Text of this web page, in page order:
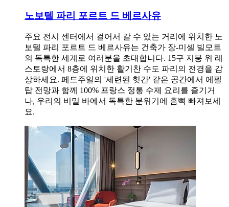
노보텔 파리 포르트 드 베르사유
주요 전시 센터에서 걸어서 갈 수 있는 거리에 위치한 노
보텔 파리 포르트 드 베르사유는 건축가 장-미셸 빌모트
의 독특한 세계로 여러분을 초대합니다. 15구 지붕 위 레
스토랑에서 8층에 위치한 활기찬 수도 파리의 전경을 감
상하세요. 페드주일의 '세련된 헛간' 같은 공간에서 에펠
탑 전망과 함께 100% 프랑스 정통 수제 요리를 즐기거
나, 우리의 비밀 바에서 독특한 분위기에 흠뻑 빠져보세
요.